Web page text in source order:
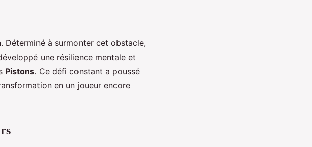
Déterminé à surmonter cet obstacle,
une résilience mentale et
Pistons. Ce défi constant a poussé
en un joueur encore